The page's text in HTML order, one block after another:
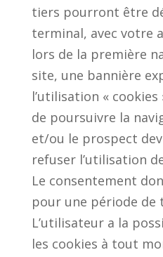
tiers pourront être
terminal, avec votre
lors de la première
site, une bannière
l’utilisation «
de poursuivre la
et/ou le prospect
refuser l’utilisation
Le consentement
pour une période de
L’utilisateur a la
les cookies à tout